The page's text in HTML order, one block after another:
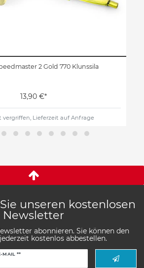
2 Gold 770 Klunssila
13,90 €*
vergriffen, Lieferzeit auf Anfrage
unseren kostenlosen
Newsletter
abonnieren. Sie können den
kostenlos abbestellen.
MAIL **